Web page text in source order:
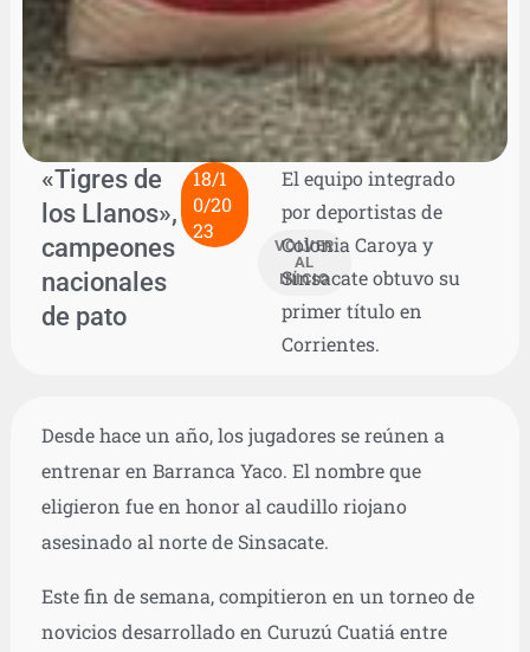
«Tigres de
los Llanos»,
campeones
nacionales
de pato
18/1
0/20
23
VOLVER
AL
INICIO
El equipo integrado
por deportistas de
Colonia Caroya y
Sinsacate obtuvo su
primer título en
Corrientes.
Desde hace un año, los jugadores se reúnen a
entrenar en Barranca Yaco. El nombre que
eligieron fue en honor al caudillo riojano
asesinado al norte de Sinsacate.
Este fin de semana, compitieron en un torneo de
novicios desarrollado en Curuzú Cuatiá entre